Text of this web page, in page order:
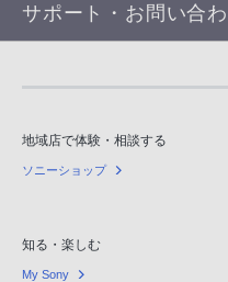
サポート・お問い合
地域店で体験・相談する
ソニーショップ
知る・楽しむ
My Sony